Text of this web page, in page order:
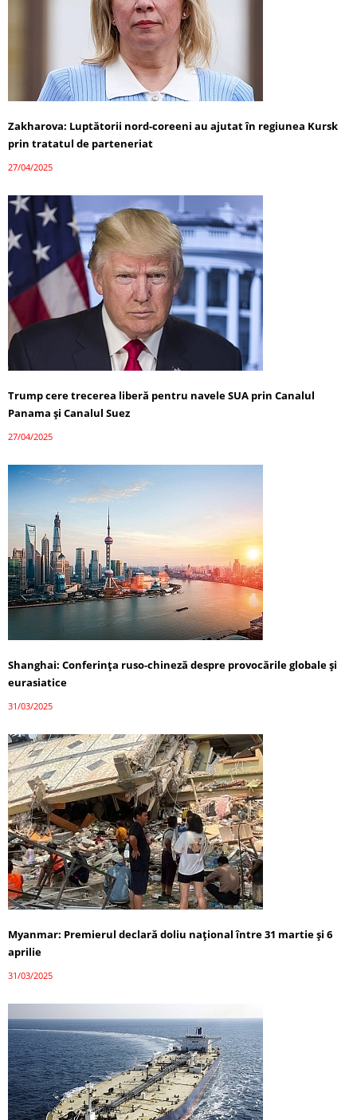
Zakharova: Luptătorii nord-coreeni au ajutat în regiunea Kursk
prin tratatul de parteneriat
27/04/2025
Trump cere trecerea liberă pentru navele SUA prin Canalul
Panama și Canalul Suez
27/04/2025
Shanghai: Conferința ruso-chineză despre provocările globale și
eurasiatice
31/03/2025
Myanmar: Premierul declară doliu național între 31 martie și 6
aprilie
31/03/2025